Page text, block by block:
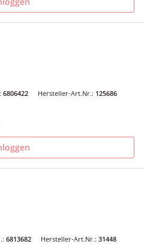
6806422 Hersteller-Art.Nr.: 125686
6813682 Hersteller-Art.Nr.: 31448